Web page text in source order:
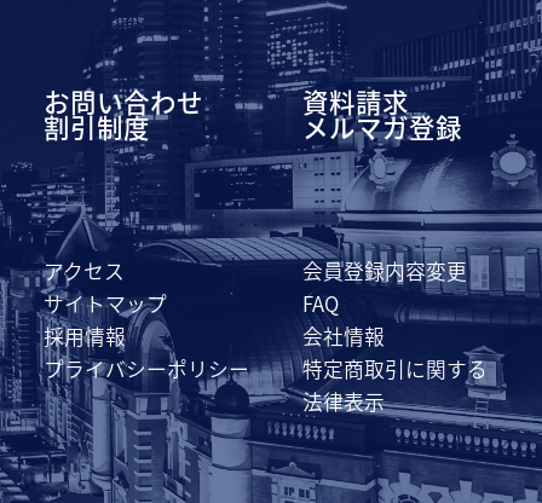
お問い合わせ 資料請求
割引制度 メルマガ登録
アクセス
会員登録内容変更
サイトマップ
FAQ
採用情報
会社情報
プライバシーポリシー
特定商取引に関する
法律表示